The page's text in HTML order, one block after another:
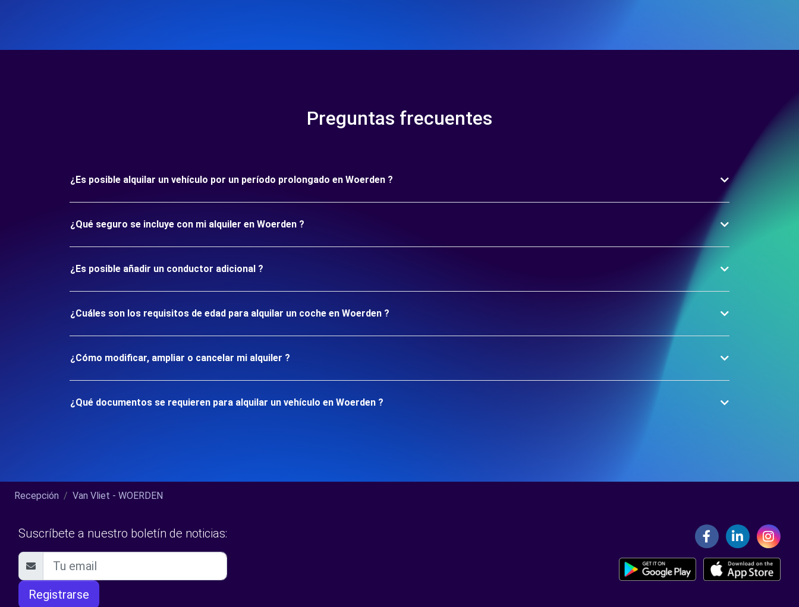
Preguntas frecuentes
¿Es posible alquilar un vehículo por un período prolongado en Woerden ?
¿Qué seguro se incluye con mi alquiler en Woerden ?
¿Es posible añadir un conductor adicional ?
¿Cuáles son los requisitos de edad para alquilar un coche en Woerden ?
¿Cómo modificar, ampliar o cancelar mi alquiler ?
¿Qué documentos se requieren para alquilar un vehículo en Woerden ?
Recepción Van Vliet - WOERDEN
Suscríbete a nuestro boletín de noticias:
Registrarse